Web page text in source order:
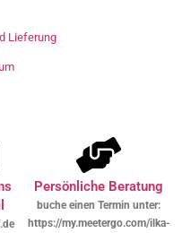
Lieferung
Persönliche Beratung
buche einen Termin unter:
https://my.meetergo.com/ilka-